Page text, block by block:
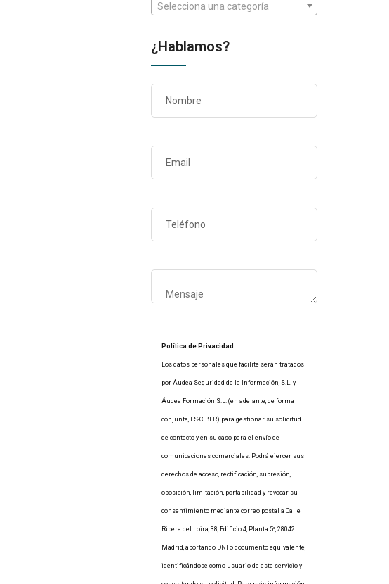
Selecciona una categoría
¿Hablamos?
Política de Privacidad
Los datos personales que facilite serán tratados
por Áudea Seguridad de la Información, S.L. y
Áudea Formación S.L. (en adelante, de forma
conjunta, ES-CIBER) para gestionar su solicitud
de contacto y en su caso para el envío de
comunicaciones comerciales. Podrá ejercer sus
derechos de acceso, rectificación, supresión,
oposición, limitación, portabilidad y revocar su
consentimiento mediante correo postal a Calle
Ribera del Loira, 38, Edificio 4, Planta 5º, 28042
Madrid, aportando DNI o documento equivalente,
identificándose como usuario de este servicio y